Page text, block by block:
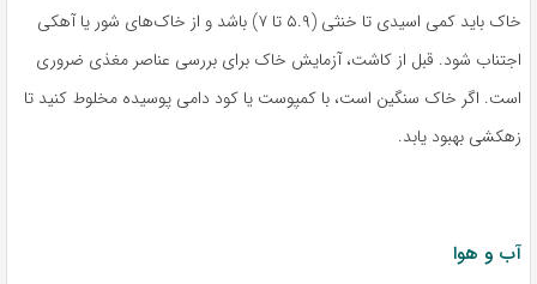
خاک باید کمی اسیدی تا خنثی (۵.۹ تا ۷) باشد و از خاک‌های شور یا آهکی
اجتناب شود. قبل از کاشت، آزمایش خاک برای بررسی عناصر مغذی ضروری
است. اگر خاک سنگین است، با کمپوست یا کود دامی پوسیده مخلوط کنید تا
زهکشی بهبود یابد.
آب و هوا